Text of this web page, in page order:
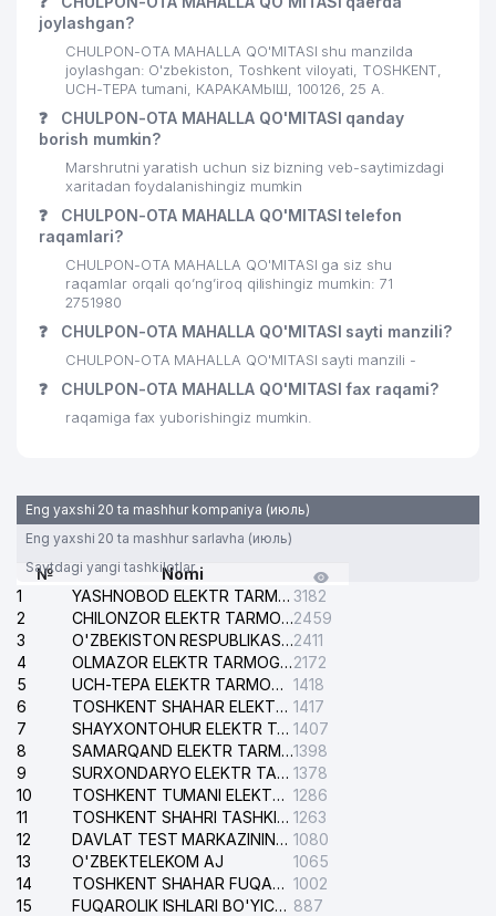
joylashgan?
CHULPON-OTA MAHALLA QO'MITASI shu manzilda
joylashgan: O'zbekiston, Toshkent viloyati, TOSHKENT,
UCH-TEPA tumani, КАРАКАМЫШ, 100126, 25 А.
❓
CHULPON-OTA MAHALLA QO'MITASI qanday
borish mumkin?
Marshrutni yaratish uchun siz bizning veb-saytimizdagi
xaritadan foydalanishingiz mumkin
❓
CHULPON-OTA MAHALLA QO'MITASI telefon
raqamlari?
CHULPON-OTA MAHALLA QO'MITASI ga siz shu
raqamlar orqali qo’ng’iroq qilishingiz mumkin: 71
2751980
❓ CHULPON-OTA MAHALLA QO'MITASI sayti manzili?
CHULPON-OTA MAHALLA QO'MITASI sayti manzili -
❓ CHULPON-OTA MAHALLA QO'MITASI fax raqami?
raqamiga fax yuborishingiz mumkin.
Eng yaxshi 20 ta mashhur kompaniya (июль)
Eng yaxshi 20 ta mashhur sarlavha (июль)
Saytdagi yangi tashkilotlar
№
Nomi
1
YASHNOBOD ELEKTR TARMOG'I NOSOZLIKLARI XIZMATI 3182
2
CHILONZOR ELEKTR TARMOG'I NOSOZLIK XIZMATI2459
3
O'ZBEKISTON RESPUBLIKASI BOSH PROKURATURASI ISHONCH TELEFONI2411
4
OLMAZOR ELEKTR TARMOG'I NOSOZLIKLARI XIZMATI2172
5
UCH-TEPA ELEKTR TARMOG'I NOSOZLIKLARI XIZMATI 1418
6
TOSHKENT SHAHAR ELEKTR TARMOQLARI KORXONASI AJ 1417
7
SHAYXONTOHUR ELEKTR TARMOG'I NOSOZLIKLARINI TUZATISH XIZMATI 1407
8
SAMARQAND ELEKTR TARMOQLARI AJ1398
9
SURXONDARYO ELEKTR TARMOQLARI AJ 1378
10
TOSHKENT TUMANI ELEKTR TARMOG'I AVARIYA XIZMATI 1286
11
TOSHKENT SHAHRI TASHKILOT TELEFONLARI HAQIDA MA'LUMOT BYUROSI 1263
12
DAVLAT TEST MARKAZINING ISHONCH TELEFONLARI 1080
13
O'ZBEKTELEKOM AJ
1065
14
TOSHKENT SHAHAR FUQAROLIK ISHLARI BO'YICHA SUDI 1002
15
FUQAROLIK ISHLARI BO'YICHA YAKKASAROY TUMANLARARO SUDI 887